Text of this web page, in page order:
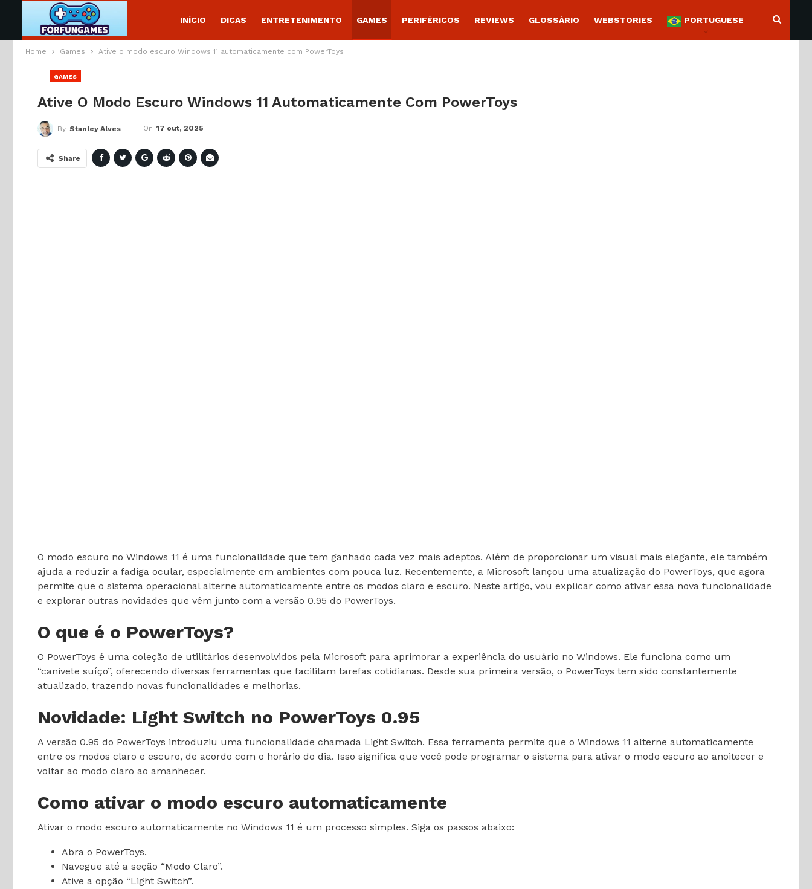
INÍCIO DICAS ENTRETENIMENTO GAMES PERIFÉRICOS REVIEWS GLOSSÁRIO WEBSTORIES PORTUGUESE
Home Games Ative o modo escuro Windows 11 automaticamente com PowerToys
GAMES
Ative O Modo Escuro Windows 11 Automaticamente Com PowerToys
By Stanley Alves On 17 out, 2025
Share
O modo escuro no Windows 11 é uma funcionalidade que tem ganhado cada vez mais adeptos. Além de proporcionar um visual mais elegante, ele também
ajuda a reduzir a fadiga ocular, especialmente em ambientes com pouca luz. Recentemente, a Microsoft lançou uma atualização do PowerToys, que agora
permite que o sistema operacional alterne automaticamente entre os modos claro e escuro. Neste artigo, vou explicar como ativar essa nova funcionalidade
e explorar outras novidades que vêm junto com a versão 0.95 do PowerToys.
O que é o PowerToys?
O PowerToys é uma coleção de utilitários desenvolvidos pela Microsoft para aprimorar a experiência do usuário no Windows. Ele funciona como um
“canivete suíço”, oferecendo diversas ferramentas que facilitam tarefas cotidianas. Desde sua primeira versão, o PowerToys tem sido constantemente
atualizado, trazendo novas funcionalidades e melhorias.
Novidade: Light Switch no PowerToys 0.95
A versão 0.95 do PowerToys introduziu uma funcionalidade chamada Light Switch. Essa ferramenta permite que o Windows 11 alterne automaticamente
entre os modos claro e escuro, de acordo com o horário do dia. Isso significa que você pode programar o sistema para ativar o modo escuro ao anoitecer e
voltar ao modo claro ao amanhecer.
Como ativar o modo escuro automaticamente
Ativar o modo escuro automaticamente no Windows 11 é um processo simples. Siga os passos abaixo:
Abra o PowerToys.
Navegue até a seção “Modo Claro”.
Ative a opção “Light Switch”.